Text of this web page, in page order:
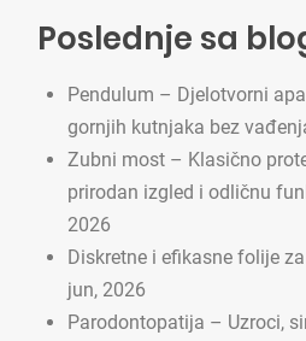
Poslednje sa
Pendulum – Djelotvorni
gornjih kutnjaka bez
Zubni most – Klasično
prirodan izgled i odličnu
2026
Diskretne i efikasne folije
jun, 2026
Parodontopatija – Uzroci,